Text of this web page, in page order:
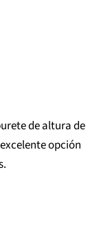
de altura de
opción